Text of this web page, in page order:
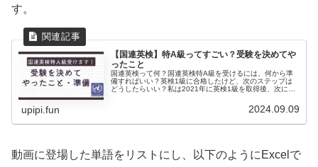
す。
【国連英検】特A級ってすごい？受験を決めてや
ったこと
国連英検って何？国連英検特A級を受けるには、何から準
備すればいい？英検1級に合格したけど、次のステップは
どうしたらいい？私は2021年に英検1級を取得後、次に何
upipi.fun 2024.09.09
動画に登場した単語をリストにし、以下のようにExcelで